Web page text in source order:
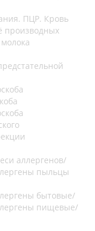
ПЦР. Кровь
производных
аллергенов/
пыльцы
бытовые/
пищевые/